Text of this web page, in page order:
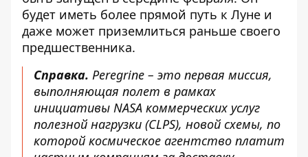
будет иметь более прямой путь к Луне и
даже может приземлиться раньше своего
предшественника.
Справка. Peregrine – это первая миссия,
выполняющая полет в рамках
инициативы NASA коммерческих услуг
полезной нагрузки (CLPS), новой схемы, по
которой космическое агентство платит